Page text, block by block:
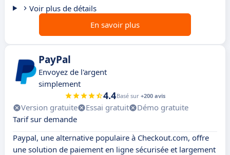
Voir plus de détails
En savoir plus
PayPal
Envoyez de l'argent
simplement
4.4Basé sur +200 avis
Version gratuite Essai gratuit
Démo gratuite
Tarif sur demande
Paypal, une alternative populaire à Checkout.com, offre
une solution de paiement en ligne sécurisée et largement